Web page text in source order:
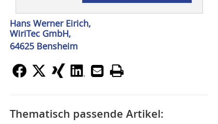
Hans Werner Eirich,
WiriTec GmbH,
64625 Bensheim
Thematisch passende Artikel: